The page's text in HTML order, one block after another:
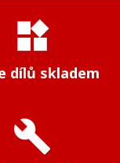
widgets
dílů skladem
build